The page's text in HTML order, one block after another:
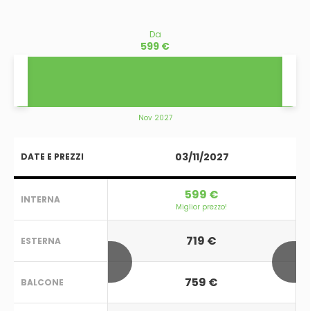
Da
599 €
Nov 2027
DATE E PREZZI
INTERNA
ESTERNA
BALCONE
03/11/2027
599 €
Miglior prezzo!
719 €
759 €